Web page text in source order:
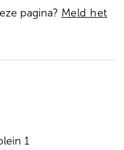
pagina? Meld het
1